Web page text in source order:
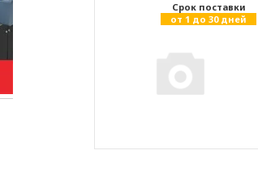
Cрок поставки
от 1 до 30 дней